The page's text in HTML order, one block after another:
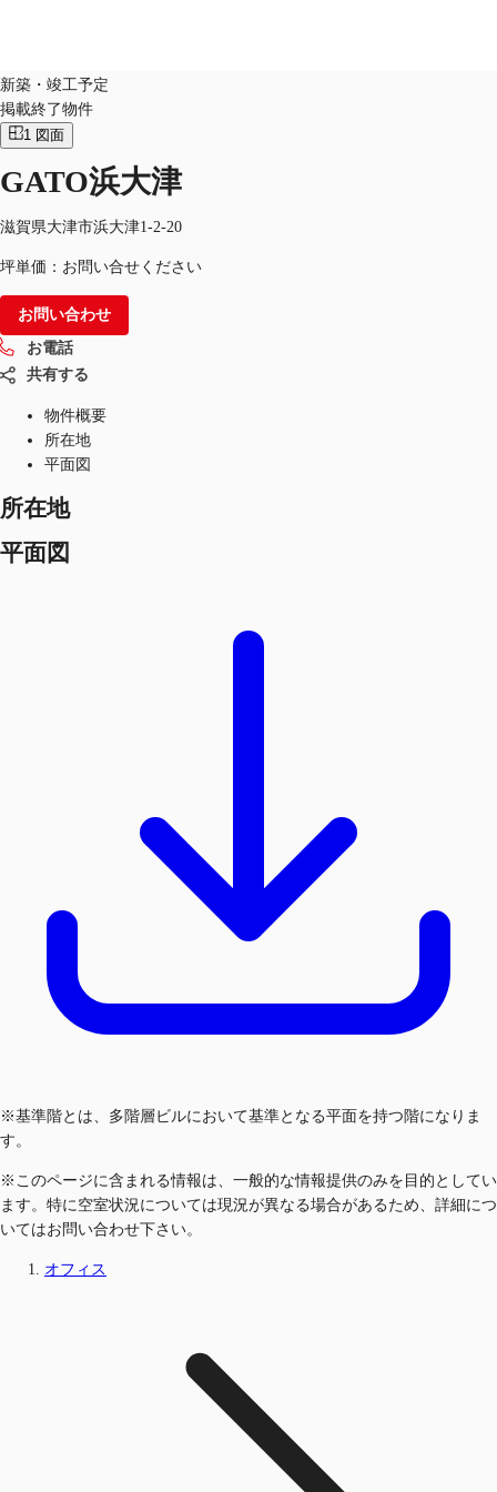
オフィス・事務所
倉庫・物流センター
記事
仲介会社様はこちらへ
お気に入り
JP
お電話 お問合せ
新築・竣工予定
掲載終了物件
1 図面
GATO浜大津
滋賀県大津市浜大津1-2-20
坪単価：お問い合せください
お問い合わせ
お電話
共有する
物件概要
所在地
平面図
所在地
平面図
※基準階とは、多階層ビルにおいて基準となる平面を持つ階になりま
す。
※このページに含まれる情報は、一般的な情報提供のみを目的としてい
ます。特に空室状況については現況が異なる場合があるため、詳細につ
いてはお問い合わせ下さい。
オフィス